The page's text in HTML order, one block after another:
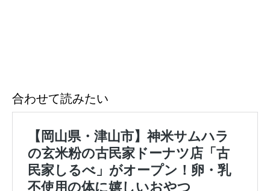
合わせて読みたい